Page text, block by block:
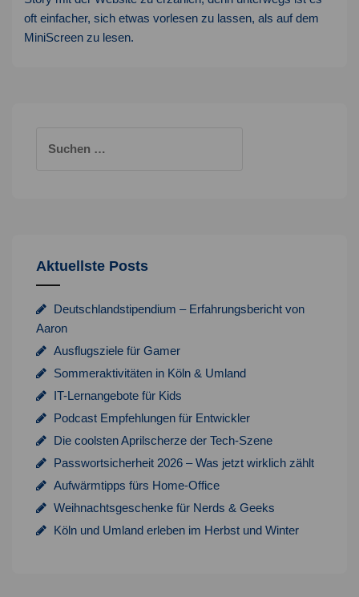
oft einfacher, sich etwas vorlesen zu lassen, als auf dem
MiniScreen zu lesen.
nach:
Aktuellste Posts
Deutschlandstipendium – Erfahrungsbericht von
Aaron
Ausflugsziele für Gamer
Sommeraktivitäten in Köln & Umland
IT-Lernangebote für Kids
Podcast Empfehlungen für Entwickler
Die coolsten Aprilscherze der Tech-Szene
Passwortsicherheit 2026 – Was jetzt wirklich zählt
Aufwärmtipps fürs Home-Office
Weihnachtsgeschenke für Nerds & Geeks
Köln und Umland erleben im Herbst und Winter